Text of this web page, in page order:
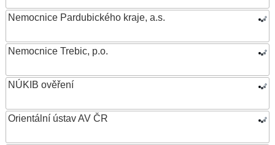
Nemocnice Pardubického kraje, a.s.
Nemocnice Trebic, p.o.
NÚKIB ověření
Orientální ústav AV ČR